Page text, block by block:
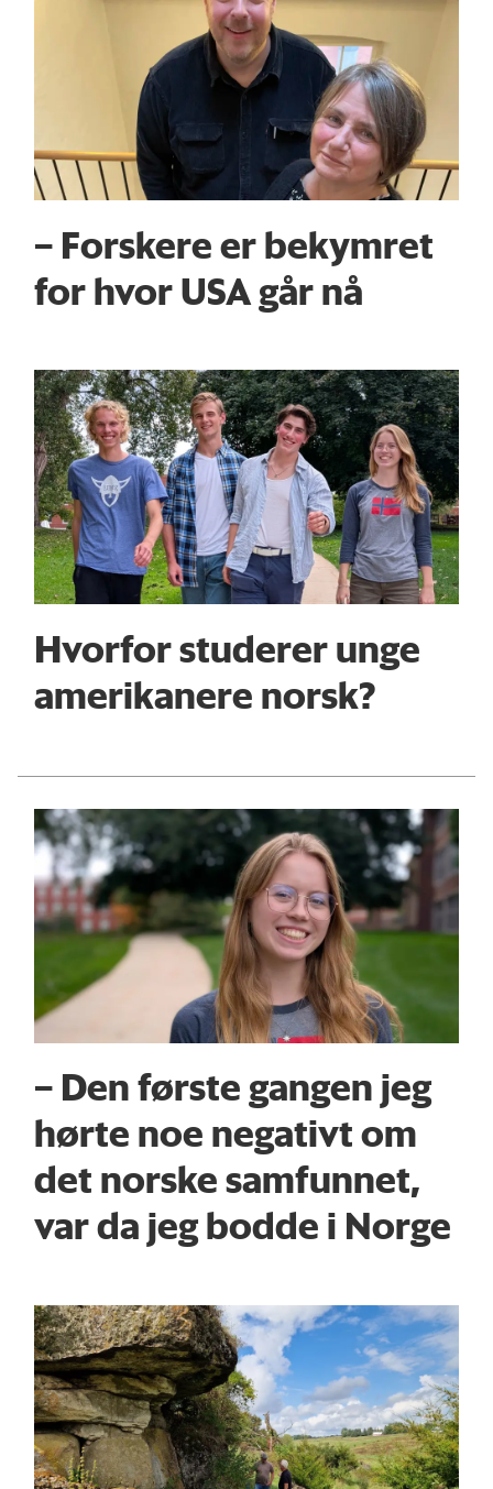
– Forskere er bekymret
for hvor USA går nå
Hvorfor studerer unge
amerikanere norsk?
– Den første gangen jeg
hørte noe negativt om
det norske samfunnet,
var da jeg bodde i Norge